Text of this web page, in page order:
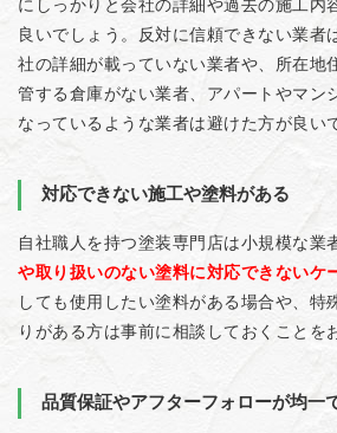
にしっかりと会社の詳細や過去の施工内
良いでしょう。反対に信頼できない業者
社の詳細が載っていない業者や、所在地
管する倉庫がない業者、アパートやマン
なっているような業者は避けた方が良い
対応できない施工や塗料がある
自社職人を持つ塗装専門店は小規模な業
や取り扱いのない塗料に対応できないケ
しても使用したい塗料がある場合や、特
りがある方は事前に相談しておくことを
品質保証やアフターフォローが均一